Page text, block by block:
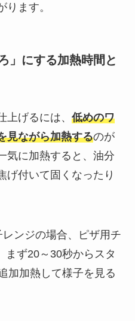
ります。
」にする加熱時間と
げるには、 低めのワ
見ながら加熱するのが
気に加熱すると、油分
げ付いて固くなったり
ンジの場合、ピザ用チ
まず20～30秒からスタ
加加熱して様子を見る